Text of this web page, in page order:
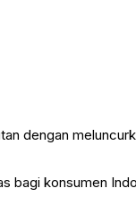
dengan
bagi konsumen